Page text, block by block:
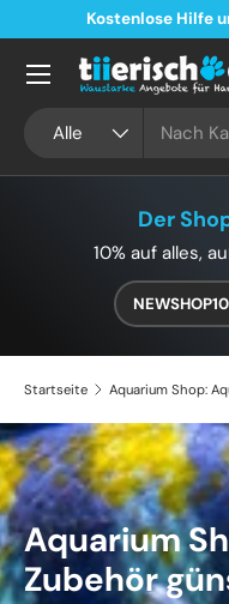
Direkt zum Inhalt
Kostenlose Hilfe
Alle
Der
10% auf alles,
NEWSHOP10
Startseite Aquarium Shop:
Aquarium
Zubehör